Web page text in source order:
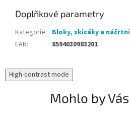
Doplňkové parametry
Kategorie: Bloky, skicáky a
EAN: 8594030983201
High-contrast mode
Mohlo by